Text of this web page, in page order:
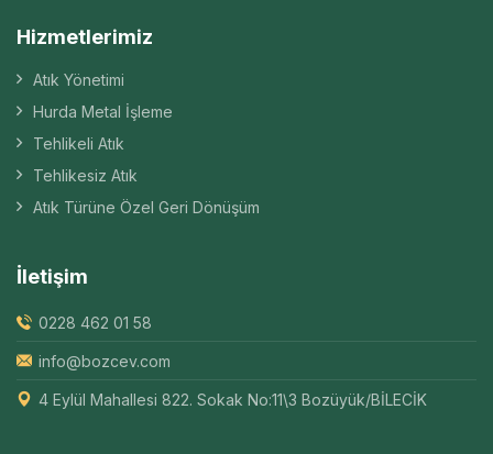
Hizmetlerimiz
Atık Yönetimi
Hurda Metal İşleme
Tehlikeli Atık
Tehlikesiz Atık
Atık Türüne Özel Geri Dönüşüm
İletişim
0228 462 01 58
info@bozcev.com
4 Eylül Mahallesi 822. Sokak No:11\3 Bozüyük/BİLECİK